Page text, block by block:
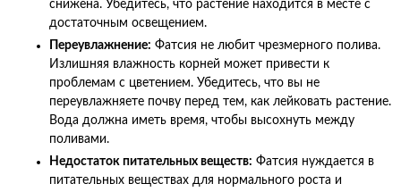
снижена. Убедитесь, что растение находится в месте с
достаточным освещением.
Переувлажнение: Фатсия не любит чрезмерного полива.
Излишняя влажность корней может привести к
проблемам с цветением. Убедитесь, что вы не
переувлажняете почву перед тем, как лейковать растение.
Вода должна иметь время, чтобы высохнуть между
поливами.
Недостаток питательных веществ: Фатсия нуждается в
питательных веществах для нормального роста и